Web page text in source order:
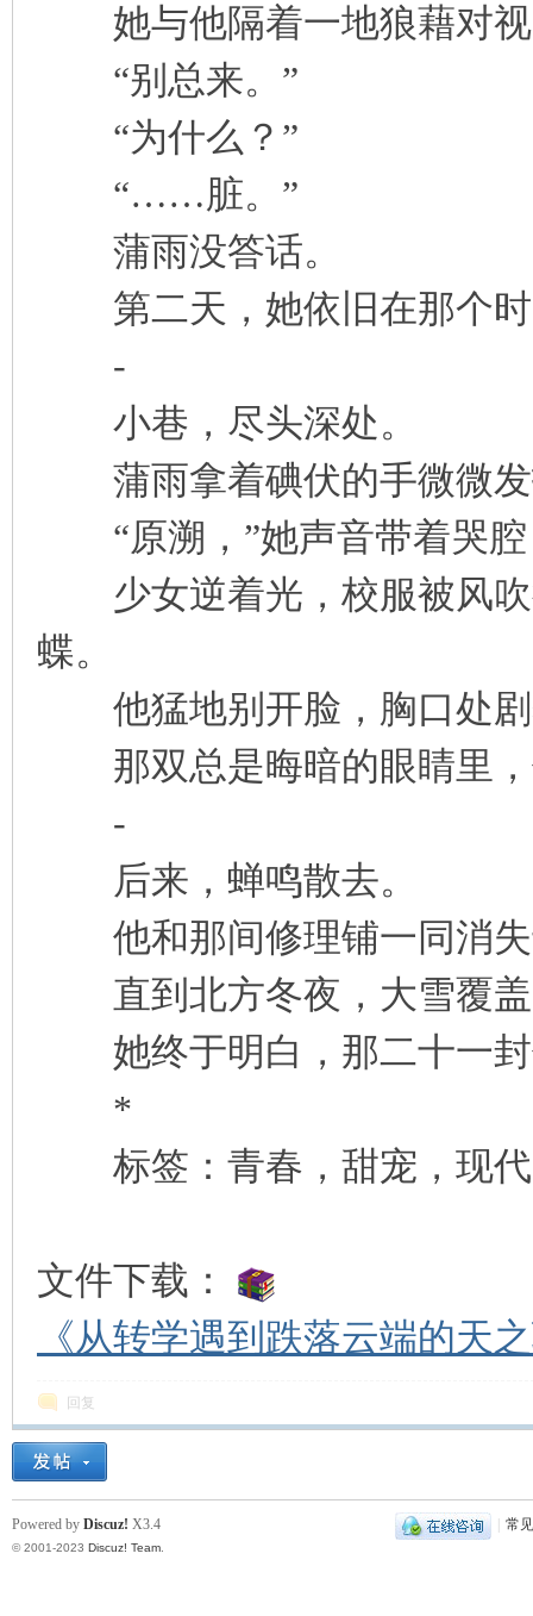
她与他隔着一地狼藉对
“别总来。”
“为什么？”
“……脏。”
蒲雨没答话。
第二天，她依旧在那个时
-
小巷，尽头深处。
蒲雨拿着碘伏的手微微发
“原溯，”她声音带着哭腔
少女逆着光，校服被风吹
蝶。
他猛地别开脸，胸口处剧
那双总是晦暗的眼睛里，
-
后来，蝉鸣散去。
他和那间修理铺一同消失
直到北方冬夜，大雪覆盖
她终于明白，那二十一封
*
标签：青春，甜宠，现代
文件下载：
《从转学遇到跌落云端的天
回复
常
Powered by Discuz! X3.4
© 2001-2023 Discuz! Team